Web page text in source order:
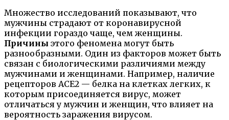
Множество исследований показывают, что
мужчины страдают от коронавирусной
инфекции гораздо чаще, чем женщины.
Причины этого феномена могут быть
разнообразными. Один из факторов может быть
связан с биологическими различиями между
мужчинами и женщинами. Например, наличие
рецепторов ACE2 — белка на клетках легких, к
которым присоединяется вирус, может
отличаться у мужчин и женщин, что влияет на
вероятность заражения вирусом.